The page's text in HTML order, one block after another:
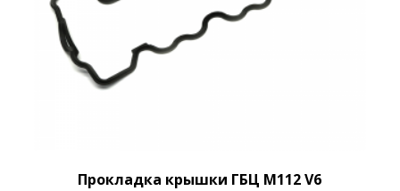
Прокладка крышки ГБЦ M112 V6